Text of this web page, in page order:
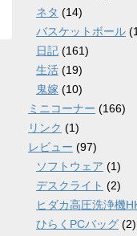
ネタ (14)
バスケットボール
日記 (161)
生活 (19)
鬼嫁 (10)
ミニコーナー (166)
リンク (1)
レビュー (97)
ソフトウェア (1)
デスクライト (2)
ヒダカ高圧洗浄機
ひらくPCバッグ (2)